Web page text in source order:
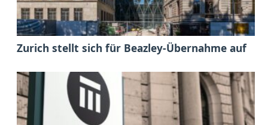
Zurich stellt sich für Beazley-Übernahme auf